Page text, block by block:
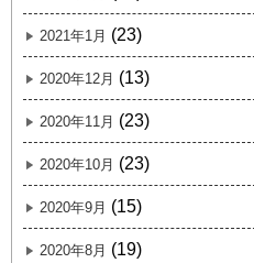
2021年1月 (23)
2020年12月 (13)
2020年11月 (23)
2020年10月 (23)
2020年9月 (15)
2020年8月 (19)